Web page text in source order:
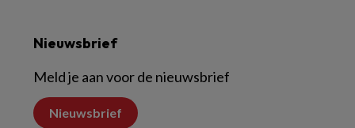
Nieuwsbrief
Meld je aan voor de nieuwsbrief
Nieuwsbrief